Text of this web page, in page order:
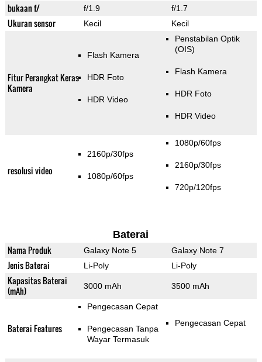
bukaan f/ f/1.9 f/1.7
Ukuran sensor Kecil Kecil
Fitur Perangkat Keras
Kamera
Flash Kamera
HDR Foto
HDR Video
Penstabilan Optik
(OIS)
Flash Kamera
HDR Foto
HDR Video
resolusi video
2160p/30fps
1080p/60fps
1080p/60fps
2160p/30fps
720p/120fps
Baterai
Nama Produk Galaxy Note 5 Galaxy Note 7
Jenis Baterai Li-Poly Li-Poly
Kapasitas Baterai
(mAh)
3000 mAh 3500 mAh
Baterai Features
Pengecasan Cepat
Pengecasan Tanpa
Wayar Termasuk
Pengecasan Cepat